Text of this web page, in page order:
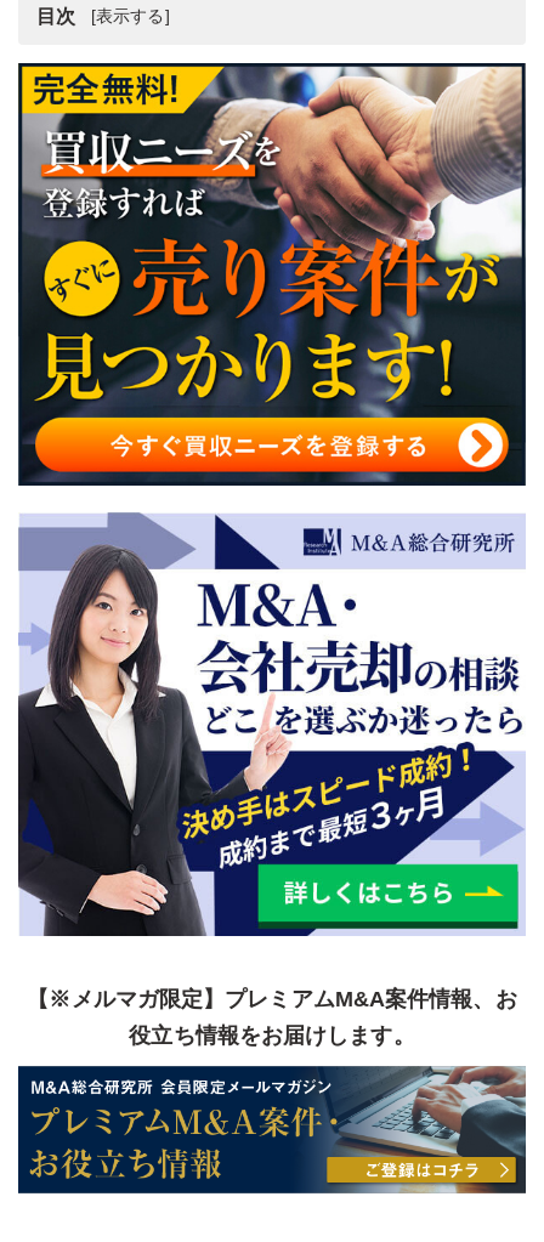
目次
サイト売買（M&A）とは
サイトを売買するメリット・デメリット
有名企業事例や小中規模サイト売買（M&A）の成功・失
敗事例
サイト売買で失敗しないための注意点3選
サイト売買（M&A）の手数料や料金の相場
サイト売買（M&A）の税金
サイト売買（M&A）のサイト比較！おすすめサイト5選
サイト売買まとめ
【※メルマガ限定】プレミアムM&A案件情報、お
役立ち情報をお届けします。